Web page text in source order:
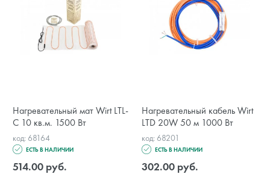
Нагревательный мат Wirt LTL-
C 10 кв.м. 1500 Вт
код: 68164
ЕСТЬ В НАЛИЧИИ
514.00 руб.
Нагревательный кабель Wirt
LTD 20W 50 м 1000 Вт
код: 68201
ЕСТЬ В НАЛИЧИИ
302.00 руб.